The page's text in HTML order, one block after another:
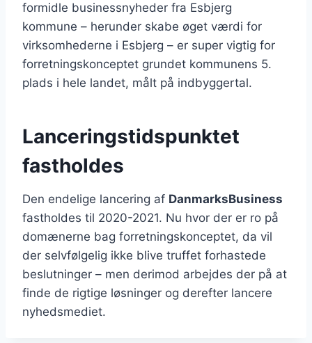
formidle businessnyheder fra Esbjerg
kommune – herunder skabe øget værdi for
virksomhederne i Esbjerg – er super vigtig for
forretningskonceptet grundet kommunens 5.
plads i hele landet, målt på indbyggertal.
Lanceringstidspunktet
fastholdes
Den endelige lancering af DanmarksBusiness
fastholdes til 2020-2021. Nu hvor der er ro på
domænerne bag forretningskonceptet, da vil
der selvfølgelig ikke blive truffet forhastede
beslutninger – men derimod arbejdes der på at
finde de rigtige løsninger og derefter lancere
nyhedsmediet.